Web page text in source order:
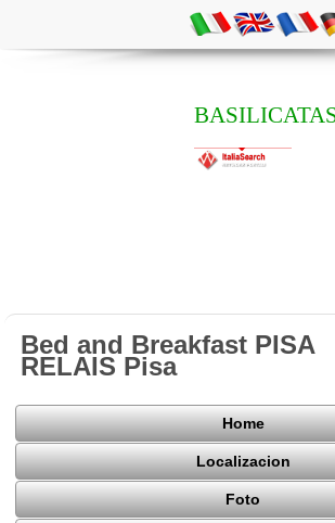
Bed and Breakfast PISA
RELAIS Pisa
Home
Localizacion
Foto